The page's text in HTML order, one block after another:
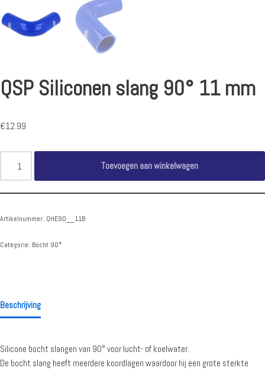
QSP Siliconen slang 90° 11 mm
€12.99
Toevoegen aan winkelwagen
Artikelnummer: QHE90__11B
Categorie: Bocht 90°
Beschrijving
Silicone bocht slangen van 90° voor lucht- of koelwater.
De bocht slang heeft meerdere koordlagen waardoor hij een grote sterkte